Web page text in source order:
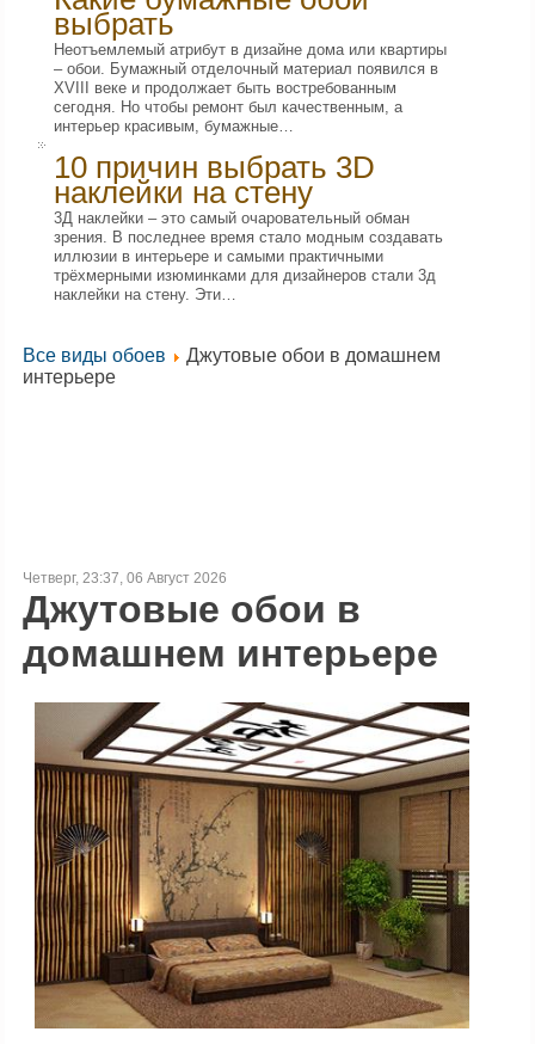
выбрать
Неотъемлемый атрибут в дизайне дома или квартиры
– обои. Бумажный отделочный материал появился в
XVIII веке и продолжает быть востребованным
сегодня. Но чтобы ремонт был качественным, а
интерьер красивым, бумажные…
10 причин выбрать 3D
наклейки на стену
3Д наклейки – это самый очаровательный обман
зрения. В последнее время стало модным создавать
иллюзии в интерьере и самыми практичными
трёхмерными изюминками для дизайнеров стали 3д
наклейки на стену. Эти…
Все виды обоев
Джутовые обои в домашнем
интерьере
Четверг, 23:37, 06 Август 2026
Джутовые обои в
домашнем интерьере